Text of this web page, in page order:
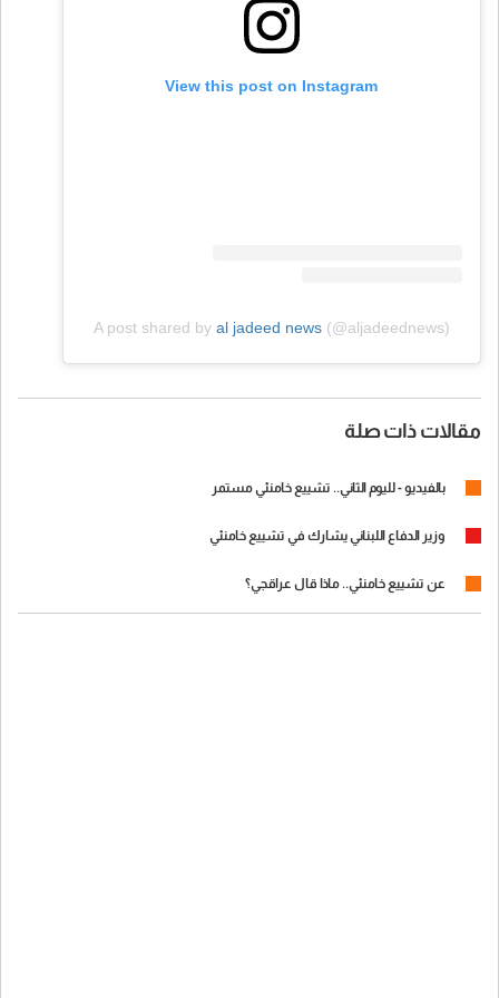
View this post on Instagram
A post shared by al jadeed news(@aljadeednews)
مقالات ذات صلة
بالفيديو - لليوم الثاني.. تشييع خامنئي مستمر
وزير الدفاع اللبناني يشارك في تشييع خامنئي
عن تشييع خامنئي.. ماذا قال عراقجي؟